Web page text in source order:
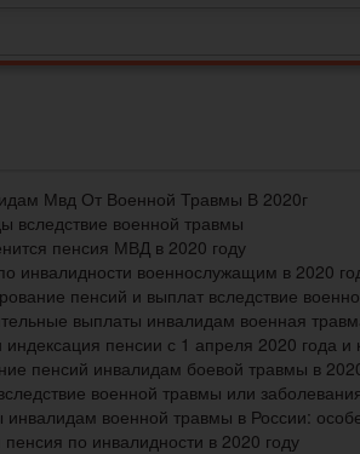
Мвд От Военной Травмы В 2020г
вследствие военной травмы
пенсия МВД в 2020 году
инвалидности военнослужащим в 2020
пенсий и выплат вследствие
выплаты инвалидам военная
индексация пенсии с 1 апреля 2020 года
пенсий инвалидам боевой травмы в
военной травмы или
военной травмы в России:
по инвалидности в 2020 году